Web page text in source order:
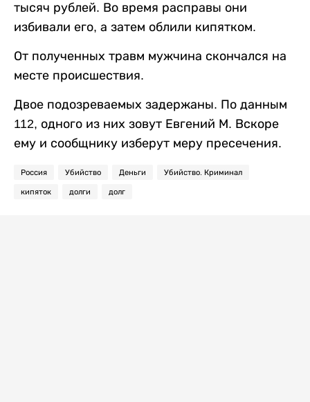
тысяч рублей. Во время расправы они
избивали его, а затем облили кипятком.
От полученных травм мужчина скончался на
месте происшествия.
Двое подозреваемых задержаны. По данным
112, одного из них зовут Евгений М. Вскоре
ему и сообщнику изберут меру пресечения.
Россия Убийство Деньги Убийство. Криминал
кипяток долги долг